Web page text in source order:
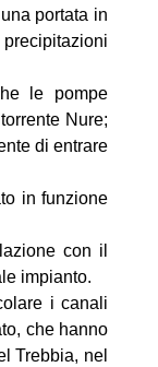
portata in
le pompe
Nure;
di entrare
in funzione
con il
impianto.
i canali
che hanno
Trebbia, nel